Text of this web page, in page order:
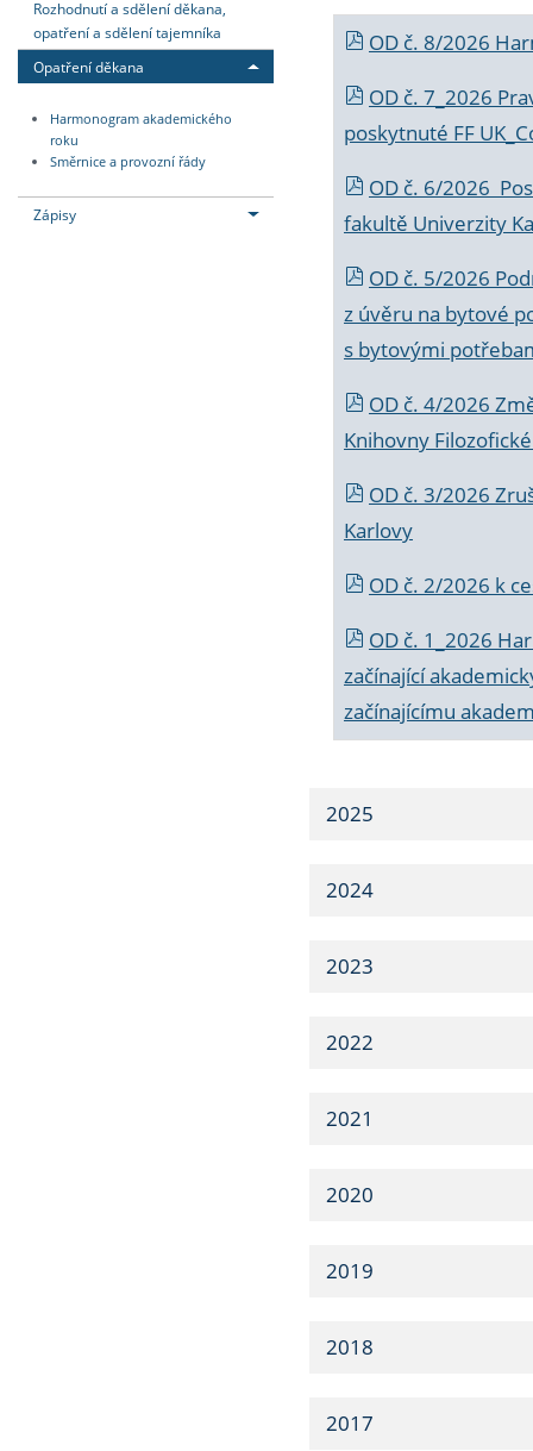
Rozhodnutí a sdělení děkana,
opatření a sdělení tajemníka
Opatření děkana
Harmonogram akademického
roku
Směrnice a provozní řády
Zápisy
OD č. 8/2026
OD č. 7_2026
poskytnuté FF
OD č. 6/2026
fakultě Univerzity
OD č. 5/2026
z úvěru na bytové
s bytovými
OD č. 4/2026
Knihovny
OD č. 3/2026
Karlovy
OD č. 2/2026 k
OD č. 1_2026
začínající
začínajícímu
2025
2024
2023
2022
2021
2020
2019
2018
2017